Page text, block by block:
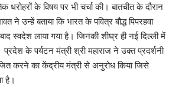
धरोहरों के विषय पर भी चर्चा की। बातचीत के दौरान
ने उन्हें बताया कि भारत के पवित्र बौद्ध पिपरहवा
स्वदेश लाया गया है। जिनकी शीघ्र ही नई दिल्ली में
प्रदेश के पर्यटन मंत्री श्री महाराज ने उक्त प्रदर्शनी
करने का केंद्रीय मंत्री से अनुरोध किया जिसे
है।